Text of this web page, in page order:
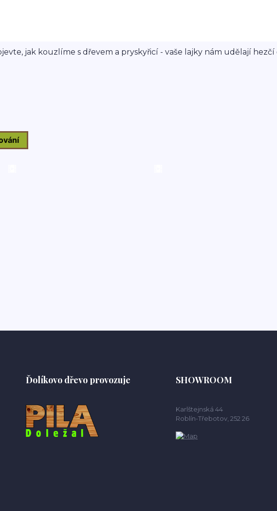
jak kouzlíme s dřevem a pryskyřicí - vaše lajky nám udělají hezčí
Ďolíkovo dřevo provozuje SHOWROOM
Karlštejnská 44
Roblín-Třebotov, 252 26